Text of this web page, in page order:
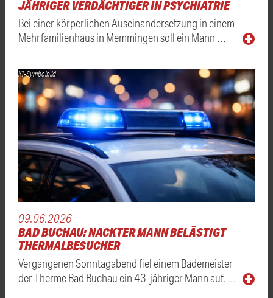
JÄHRIGER VERDÄCHTIGER IN PSYCHIATRIE
Bei einer körperlichen Auseinandersetzung in einem
Mehrfamilienhaus in Memmingen soll ein Mann …
KI-Symbolbild
09.06.2026
BAD BUCHAU: NACKTER MANN BELÄSTIGT
THERMALBESUCHER
Vergangenen Sonntagabend fiel einem Bademeister
der Therme Bad Buchau ein 43-jähriger Mann auf. …